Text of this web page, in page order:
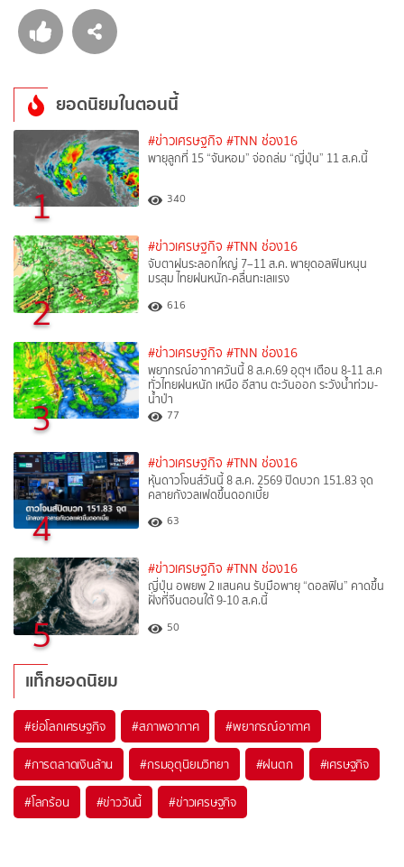
ยอดนิยมในตอนนี้
1
#ข่าวเศรษฐกิจ #TNN ช่อง16
พายุลูกที่ 15 “จันหอม” จ่อถล่ม “ญี่ปุ่น” 11 ส.ค.นี้
340
2
#ข่าวเศรษฐกิจ #TNN ช่อง16
จับตาฝนระลอกใหญ่ 7–11 ส.ค. พายุดอลฟินหนุน
มรสุม ไทยฝนหนัก-คลื่นทะเลแรง
616
3
#ข่าวเศรษฐกิจ #TNN ช่อง16
พยากรณ์อากาศวันนี้ 8 ส.ค.69 อุตุฯ เตือน 8-11 ส.ค
ทั่วไทยฝนหนัก เหนือ อีสาน ตะวันออก ระวังน้ำท่วม-
น้ำป่า
77
4
#ข่าวเศรษฐกิจ #TNN ช่อง16
หุ้นดาวโจนส์วันนี้ 8 ส.ค. 2569 ปิดบวก 151.83 จุด
คลายกังวลเฟดขึ้นดอกเบี้ย
63
5
#ข่าวเศรษฐกิจ #TNN ช่อง16
ญี่ปุ่น อพยพ 2 แสนคน รับมือพายุ “ดอลฟิน” คาดขึ้น
ฝั่งที่จีนตอนใต้ 9-10 ส.ค.นี้
50
แท็กยอดนิยม
#ย่อโลกเศรษฐกิจ #สภาพอากาศ #พยากรณ์อากาศ
#การตลาดเงินล้าน #กรมอุตุนิยมวิทยา #ฝนตก #เศรษฐกิจ
#โลกร้อน #ข่าววันนี้ #ข่าวเศรษฐกิจ